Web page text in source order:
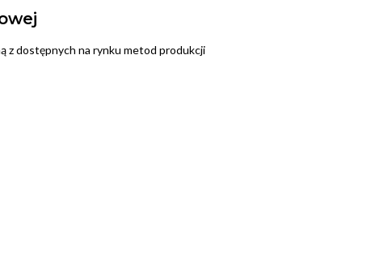
z dostępnych na rynku metod produkcji